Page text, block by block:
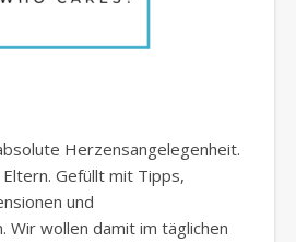
Herzensangelegenheit.
Gefüllt mit Tipps,
und
Wir wollen damit im täglichen